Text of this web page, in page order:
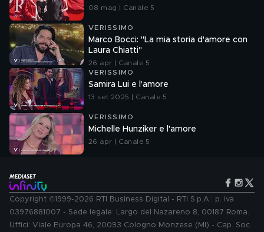
08 mag | Canale 5
VERISSIMO
Marco Bocci: "La mia storia d'amore con
Laura Chiatti"
26 apr | Canale 5
VERISSIMO
Samira Lui e l'amore
13 set 2025 | Canale 5
VERISSIMO
Michelle Hunziker e l'amore
26 apr | Canale 5
Copyright ©1999-2026 RTI Business Digital - RTI S.p.A.: p. iva
03976881007 - Sede legale: Largo del Nazareno 8, 00187 Roma.
Uffici: Viale Europa 46, 20093 Cologno Monzese (MI) - Cap. Soc.